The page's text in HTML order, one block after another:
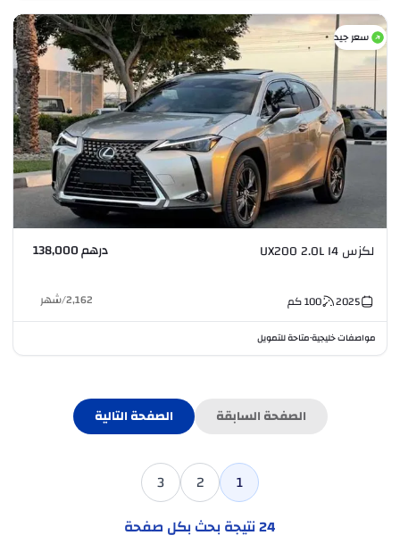
سعر جيد
لكزس UX200 2.0L I4 درهم 138,000
2025
100كم 2,162
/شهر
مواصفات خليجية•متاحة للتمويل
الصفحة السابقة الصفحة التالية
1
2
3
24نتيجة بحث بكل صفحة